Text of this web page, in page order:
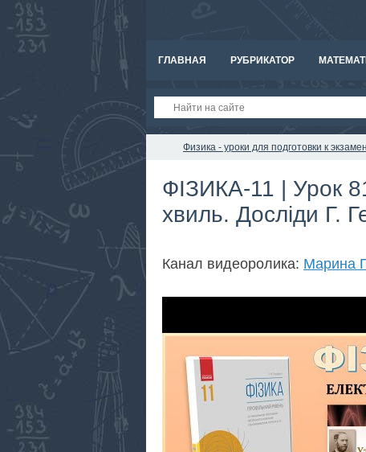
ГЛАВНАЯ РУБРИКАТОР
Физика - уроки для подготовки к
ФІЗИКА-11 | Урок
хвиль. Досліди Г.
Канал видеоролика: Марина